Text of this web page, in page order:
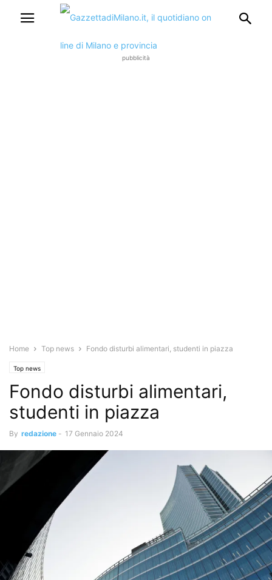
pubblicità
Home Top news Fondo disturbi alimentari, studenti in piazza
Top news
Fondo disturbi alimentari,
studenti in piazza
By redazione - 17 Gennaio 2024